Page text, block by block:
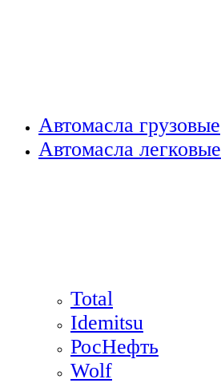
Автомасла грузовые
Автомасла легковые
Total
Idemitsu
РосНефть
Wolf